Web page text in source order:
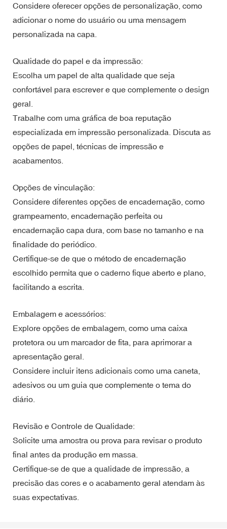
Considere oferecer opções de personalização, como
adicionar o nome do usuário ou uma mensagem
personalizada na capa.
Qualidade do papel e da impressão:
Escolha um papel de alta qualidade que seja
confortável para escrever e que complemente o design
geral.
Trabalhe com uma gráfica de boa reputação
especializada em impressão personalizada. Discuta as
opções de papel, técnicas de impressão e
acabamentos.
Opções de vinculação:
Considere diferentes opções de encadernação, como
grampeamento, encadernação perfeita ou
encadernação capa dura, com base no tamanho e na
finalidade do periódico.
Certifique-se de que o método de encadernação
escolhido permita que o caderno fique aberto e plano,
facilitando a escrita.
Embalagem e acessórios:
Explore opções de embalagem, como uma caixa
protetora ou um marcador de fita, para aprimorar a
apresentação geral.
Considere incluir itens adicionais como uma caneta,
adesivos ou um guia que complemente o tema do
diário.
Revisão e Controle de Qualidade:
Solicite uma amostra ou prova para revisar o produto
final antes da produção em massa.
Certifique-se de que a qualidade de impressão, a
precisão das cores e o acabamento geral atendam às
suas expectativas.